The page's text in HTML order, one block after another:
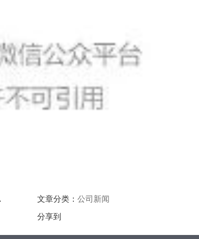
文章分类：公司新闻
分享到